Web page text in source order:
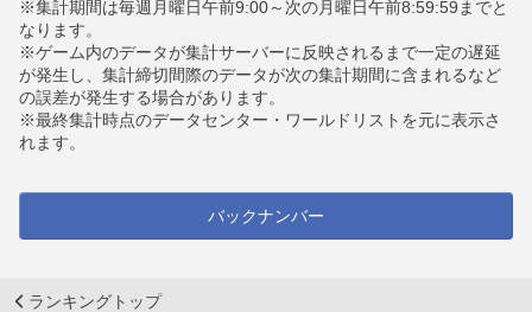
※集計期間は毎週月曜日午前9:00～次の月曜日午前8:59:59までと
なります。
※ゲーム内のデータが集計サーバーに反映されるまで一定の遅延
が発生し、集計締切間際のデータが次の集計期間に含まれるなど
の誤差が発生する場合があります。
※最終集計時点のデータセンター・ワールドリストを元に表示さ
れます。
バックナンバー
ランキングトップ